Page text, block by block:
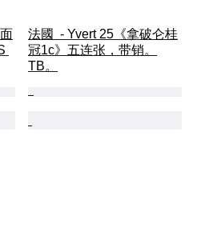
法國  - Yvert 25《拿破仑桂
冠1c》五连张，带销。
TB。